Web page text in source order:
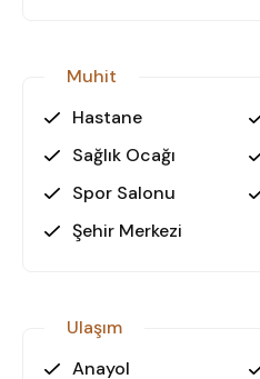
Muhit
Hastane
Sağlık Ocağı
Spor Salonu
Şehir Merkezi
Ulaşım
Anayol